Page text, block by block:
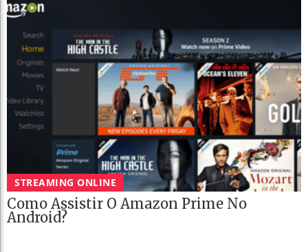
STREAMING ONLINE
Como Assistir O Amazon Prime No
Android?